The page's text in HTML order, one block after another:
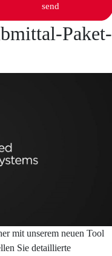
send
Paket-
mit unserem neuen Tool
Sie detaillierte